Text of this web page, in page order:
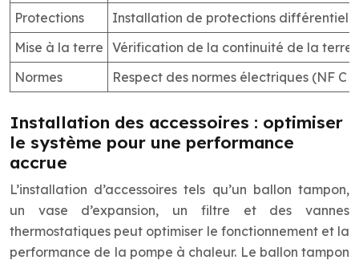
Protections
Installation de protections
Mise à la terre Vérification de la continuité de la terre
Normes
Respect des normes électriques (NF C
Installation des accessoires : optimiser
le système pour une performance
accrue
L’installation d’accessoires tels qu’un ballon tampon,
un vase d’expansion, un filtre et des vannes
thermostatiques peut optimiser le fonctionnement et la
performance de la pompe à chaleur. Le ballon tampon